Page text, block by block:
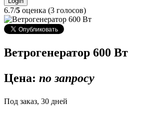
6.7/5 оценка (3 голосов)
Ветрогенератор 600 Вт
Цена: по запросу
Под заказ, 30 дней